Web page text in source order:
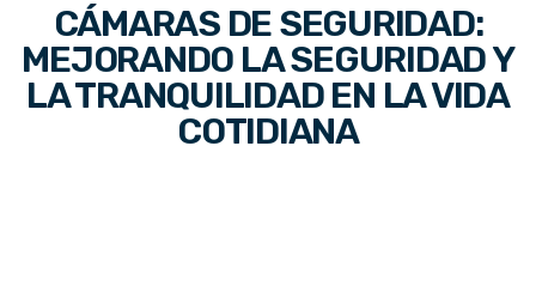
CÁMARAS DE SEGURIDAD:
MEJORANDO LA SEGURIDAD Y
LA TRANQUILIDAD EN LA VIDA
COTIDIANA